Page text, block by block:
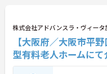
株式会社アドバンスラ・ヴィータ
【大阪府／大阪市平
型有料老人ホームに